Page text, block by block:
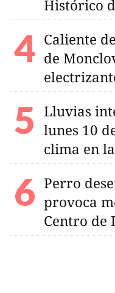
Histórico
Caliente
de
Lluvias
lunes 10
clima en
Perro
provoca
Centro de